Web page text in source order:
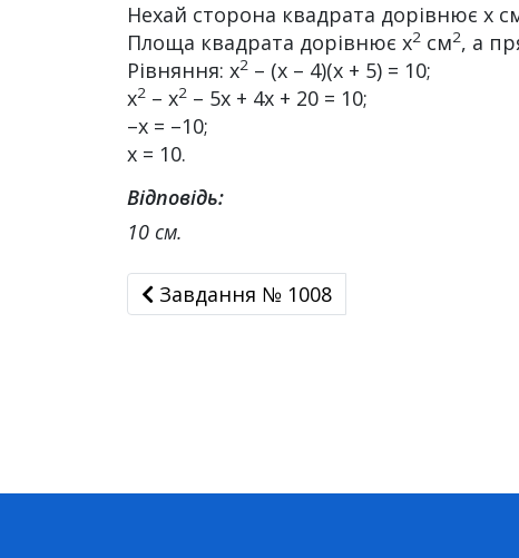
Нехай сторона квадрата дорівнює х
Площа квадрата дорівнює х2 см2, а
Рівняння: x2 – (x – 4)(x + 5) = 10;
х2 – х2 – 5х + 4х + 20 = 10;
–x = –10;
x = 10.
Відповідь:
10 см.
Завдання № 1008
Завдання № 1008